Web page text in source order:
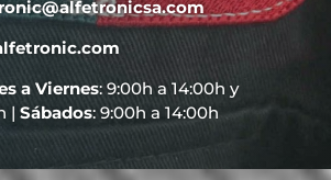
a Viernes: 9:00h a 14:00h y
| Sábados: 9:00h a 14:00h